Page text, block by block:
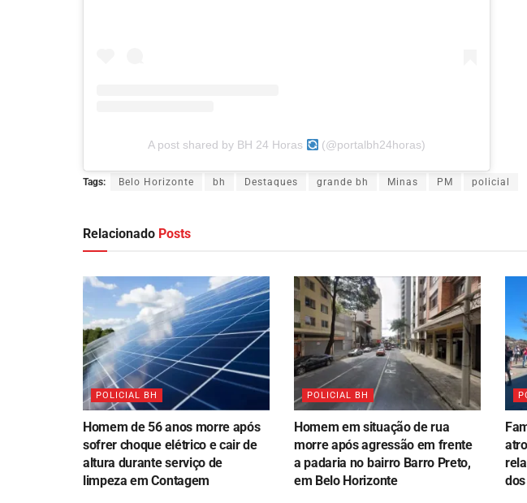
A post shared by BH 24 Horas (@portalbh24horas)
Tags: Belo Horizonte bh Destaques grande bh Minas PM policial
Relacionado Posts
POLICIAL BH
Homem de 56 anos morre após
sofrer choque elétrico e cair de
altura durante serviço de
limpeza em Contagem
POLICIAL BH
Homem em situação de rua
morre após agressão em frente
a padaria no bairro Barro Preto,
em Belo Horizonte